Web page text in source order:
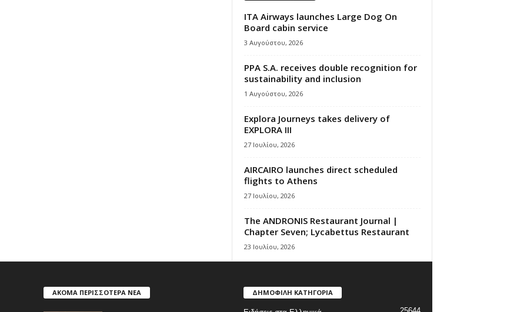
ITA Airways launches Large Dog On
Board cabin service
3 Αυγούστου, 2026
PPA S.A. receives double recognition for
sustainability and inclusion
1 Αυγούστου, 2026
Explora Journeys takes delivery of
EXPLORA III
27 Ιουλίου, 2026
AIRCAIRO launches direct scheduled
flights to Athens
27 Ιουλίου, 2026
The ANDRONIS Restaurant Journal |
Chapter Seven; Lycabettus Restaurant
23 Ιουλίου, 2026
ΑΚΟΜΑ ΠΕΡΙΣΣΟΤΕΡΑ ΝΕΑ ΔΗΜΟΦΙΛΗ ΚΑΤΗΓΟΡΙΑ